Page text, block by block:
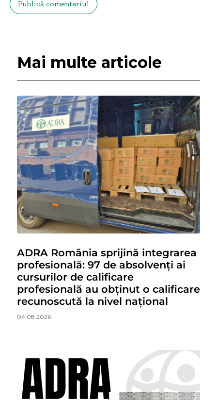
Mai multe articole
ADRA România sprijină integrarea
profesională: 97 de absolvenți ai
cursurilor de calificare
profesională au obținut o calificare
recunoscută la nivel național
04.08.2026